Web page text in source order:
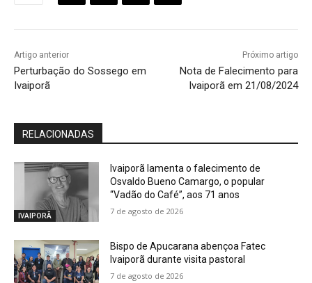
Artigo anterior
Perturbação do Sossego em
Ivaiporã
Próximo artigo
Nota de Falecimento para
Ivaiporã em 21/08/2024
RELACIONADAS
IVAIPORÃ
Ivaiporã lamenta o falecimento de
Osvaldo Bueno Camargo, o popular
“Vadão do Café”, aos 71 anos
7 de agosto de 2026
Bispo de Apucarana abençoa Fatec
Ivaiporã durante visita pastoral
7 de agosto de 2026